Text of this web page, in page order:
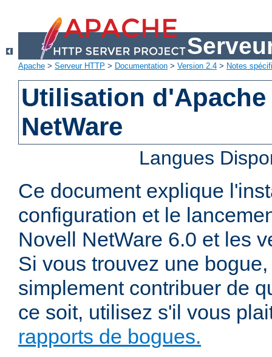
Apache > Serveur HTTP > Documentation > Version 2.4 > Notes
Utilisation
NetWare
Langues
Ce document explique
configuration et le
Novell NetWare 6.0 et les
Si vous trouvez une
simplement contribuer de
ce soit, utilisez s'il vous
rapports de bogues.